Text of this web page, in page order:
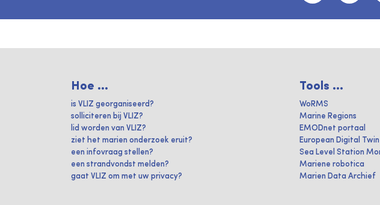
Hoe ...
is VLIZ georganiseerd?
solliciteren bij VLIZ?
lid worden van VLIZ?
ziet het marien onderzoek eruit?
een infovraag stellen?
een strandvondst melden?
gaat VLIZ om met uw privacy?
Tools ...
WoRMS
Marine Regions
EMODnet portaal
European Digital
Sea Level Station
Mariene robotica
Marien Data Archief